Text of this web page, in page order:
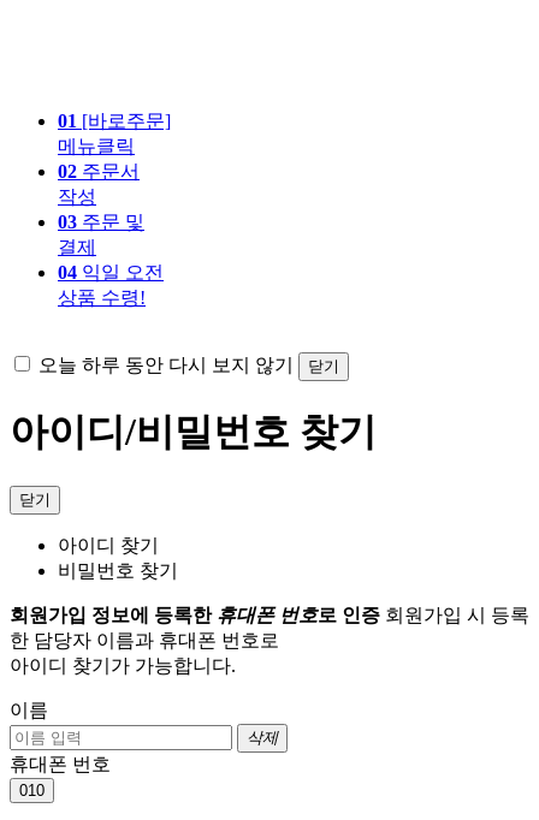
01 [바로주문]
메뉴클릭
02 주문서
작성
03 주문 및
결제
04 익일 오전
상품 수령!
오늘 하루 동안 다시 보지 않기 닫기
아이디/비밀번호 찾기
닫기
아이디 찾기
비밀번호 찾기
회원가입 정보에 등록한 휴대폰 번호로 인증 회원가입 시 등록
한 담당자 이름과 휴대폰 번호로
아이디 찾기가 가능합니다.
이름
삭제
휴대폰 번호
010